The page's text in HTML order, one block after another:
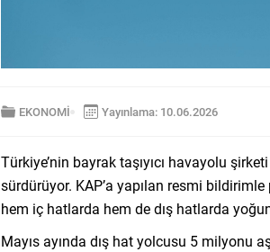
EKONOMİ Yayınlama: 10.06.2026
Türkiye’nin bayrak taşıyıcı havayolu
sürdürüyor. KAP’a yapılan resmi
hem iç hatlarda hem de dış hatlarda
Mayıs ayında dış hat yolcusu 5 milyonu